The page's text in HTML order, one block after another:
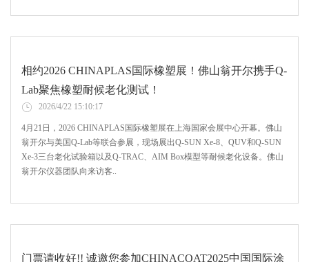
相约2026 CHINAPLAS国际橡塑展！佛山翁开尔携手Q-
Lab聚焦橡塑耐候老化测试！
2026/4/22 15:10:17
4月21日，2026 CHINAPLAS国际橡塑展在上海国家会展中心开幕。佛山
翁开尔与美国Q-Lab等联合参展，现场展出Q-SUN Xe-8、QUV和Q-SUN
Xe-3三台老化试验箱以及Q-TRAC、AIM Box模型等耐候老化设备。佛山
翁开尔仪器团队向来访客..
门票请收好!! 诚邀您参加CHINACOAT2025中国国际涂